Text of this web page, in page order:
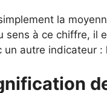
la
sens à ce chiffre, il
un autre indicateur :